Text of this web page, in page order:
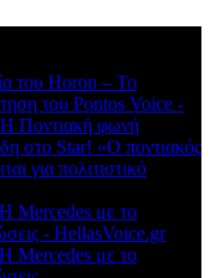
του Horon – Το
του Pontos Voice -
Ποντιακή φωνή
στο Star! «Ο ποντιακός
για πολιτιστικό
Η Mercedes με το
- HellasVoice.grστο
Η Mercedes με το